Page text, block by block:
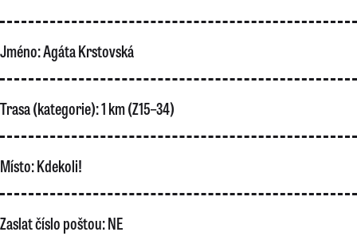
Jméno:Agáta Krstovská
Trasa (kategorie):1 km (Z15–34)
Místo:Kdekoli!
Zaslat číslo poštou:NE